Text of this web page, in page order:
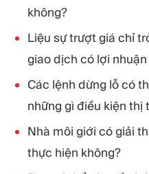
không?
Liệu sự trượt giá chỉ
giao dịch có lợi
Các lệnh dừng lỗ có
những gì điều kiện thị
Nhà môi giới có giải
thực hiện không?